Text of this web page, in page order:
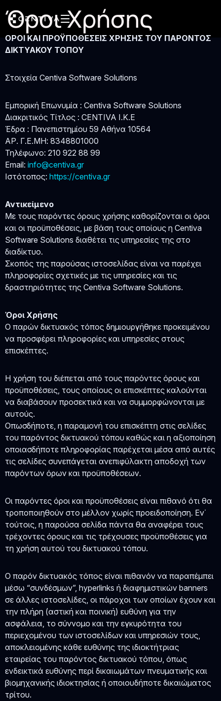
Όροι Χρήσης
ΟΡΟΙ ΚΑΙ ΠΡΟΫΠΟΘΕΣΕΙΣ ΧΡΗΣΗΣ ΤΟΥ ΠΑΡΟΝΤΟΣ
ΔΙΚΤΥΑΚΟΥ ΤΟΠΟΥ
Στοιχεία Centiva Software Solutions
Εμπορική Επωνυμία : Centiva Software Solutions
Διακριτικός Τίτλος : CENTIVA I.K.E
Έδρα : Πανεπιστημίου 59 Αθήνα 10564
ΑΡ. Γ.Ε.ΜΗ: 8348801000
Τηλέφωνο: 210 922 88 99
Email: info@centiva.gr
Ιστότοπος: https://centiva.gr
Αντικείμενο
Με τους παρόντες όρους χρήσης καθορίζονται οι όροι
και οι προϋποθέσεις, με βάση τους οποίους η Centiva
Software Solutions διαθέτει τις υπηρεσίες της στο
διαδίκτυο.
Σκοπός της παρούσας ιστοσελίδας είναι να παρέχει
πληροφορίες σχετικές με τις υπηρεσίες και τις
δραστηριότητες της Centiva Software Solutions.
Όροι Χρήσης
Ο παρών δικτυακός τόπος δημιουργήθηκε προκειμένου
να προσφέρει πληροφορίες και υπηρεσίες στους
επισκέπτες.
Η χρήση του διέπεται από τους παρόντες όρους και
προϋποθέσεις, τους οποίους οι επισκέπτες καλούνται
να διαβάσουν προσεκτικά και να συμμορφώνονται με
αυτούς.
Οπωσδήποτε, η παραμονή του επισκέπτη στις σελίδες
του παρόντος δικτυακού τόπου καθώς και η αξιοποίηση
οποιασδήποτε πληροφορίας παρέχεται μέσα από αυτές
τις σελίδες συνεπάγεται ανεπιφύλακτη αποδοχή των
παρόντων όρων και προϋποθέσεων.
Οι παρόντες όροι και προϋποθέσεις είναι πιθανό ότι θα
τροποποιηθούν στο μέλλον χωρίς προειδοποίηση. Εν΄
τούτοις, η παρούσα σελίδα πάντα θα αναφέρει τους
τρέχοντες όρους και τις τρέχουσες προϋποθέσεις για
τη χρήση αυτού του δικτυακού τόπου.
Ο παρόν δικτυακός τόπος είναι πιθανόν να παραπέμπει
μέσω “συνδέσμων”, hyperlinks ή διαφημιστικών banners
σε άλλες ιστοσελίδες, οι πάροχοι των οποίων έχουν και
την πλήρη (αστική και ποινική) ευθύνη για την
ασφάλεια, το σύννομο και την εγκυρότητα του
περιεχομένου των ιστοσελίδων και υπηρεσιών τους,
αποκλειομένης κάθε ευθύνης της ιδιοκτήτριας
εταιρείας του παρόντος δικτυακού τόπου, όπως
ενδεικτικά ευθύνης περί δικαιωμάτων πνευματικής και
βιομηχανικής ιδιοκτησίας ή οποιουδήποτε δικαιώματος
τρίτου.